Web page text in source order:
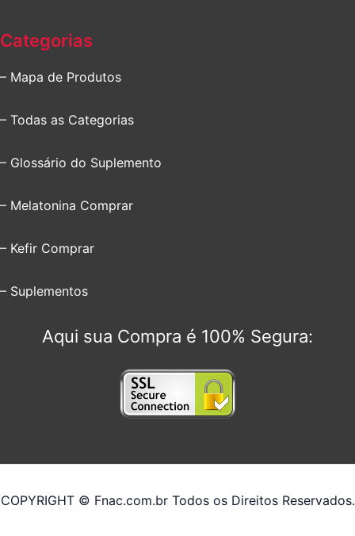
Categorias
– Mapa de Produtos
– Todas as Categorias
– Glossário do Suplemento
– Melatonina Comprar
– Kefir Comprar
– Suplementos
Aqui sua Compra é 100% Segura:
COPYRIGHT © Fnac.com.br Todos os Direitos Reservados.